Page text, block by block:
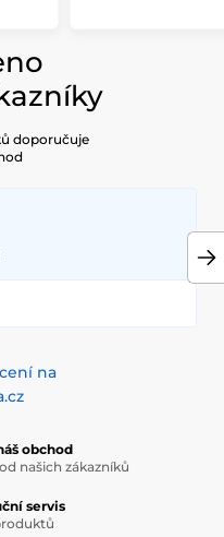
doporučuje
na
obchod
našich zákazníků
servis